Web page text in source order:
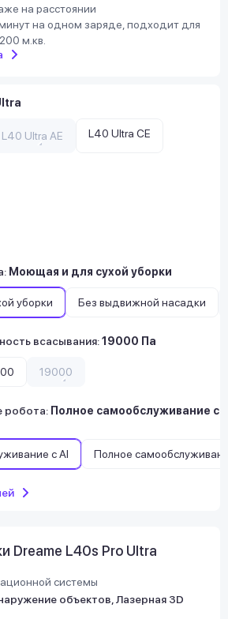
на расстоянии
на одном заряде, подходит для
м.кв.
L40 Ultra AE L40 Ultra CE
: Моющая и для сухой уборки
уборки Без выдвижной насадки
всасывания:19000 Па
19000
робота: Полное самообслуживание с
с AI Полное
Dreame L40s Pro Ultra
системы
объектов, Лазерная 3D